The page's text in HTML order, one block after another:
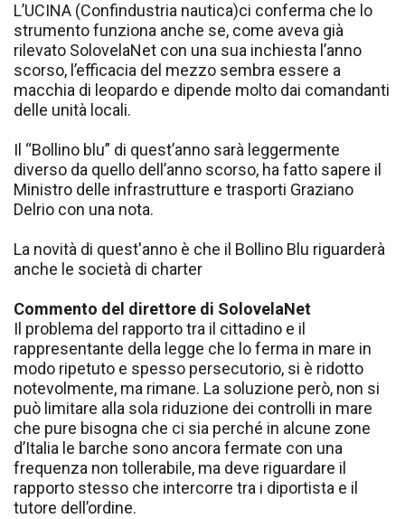
L’UCINA (Confindustria nautica)ci conferma che lo
strumento funziona anche se, come aveva già
rilevato SolovelaNet con una sua inchiesta l’anno
scorso, l’efficacia del mezzo sembra essere a
macchia di leopardo e dipende molto dai comandanti
delle unità locali.
Il “Bollino blu” di quest’anno sarà leggermente
diverso da quello dell’anno scorso, ha fatto sapere il
Ministro delle infrastrutture e trasporti Graziano
Delrio con una nota.
La novità di quest'anno è che il Bollino Blu riguarderà
anche le società di charter
Commento del direttore di SolovelaNet
Il problema del rapporto tra il cittadino e il
rappresentante della legge che lo ferma in mare in
modo ripetuto e spesso persecutorio, si è ridotto
notevolmente, ma rimane. La soluzione però, non si
può limitare alla sola riduzione dei controlli in mare
che pure bisogna che ci sia perché in alcune zone
d’Italia le barche sono ancora fermate con una
frequenza non tollerabile, ma deve riguardare il
rapporto stesso che intercorre tra i diportista e il
tutore dell’ordine.